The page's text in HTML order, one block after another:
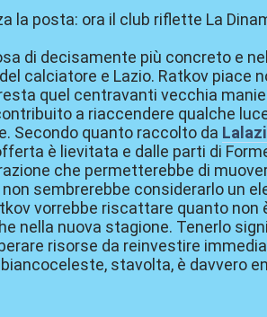
la posta: ora il club riflette La
di decisamente più concreto e
calciatore e Lazio. Ratkov piace
quel centravanti vecchia
a riaccendere qualche
Secondo quanto raccolto da
è lievitata e dalle parti di
che permetterebbe di
sembrerebbe considerarlo un
vorrebbe riscattare quanto
nella nuova stagione. Tenerlo
risorse da reinvestire
stavolta, è davvero